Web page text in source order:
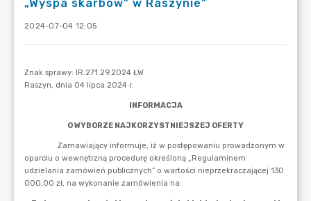
„Wyspa skarbów” w Raszynie”
2024-07-04 12:05